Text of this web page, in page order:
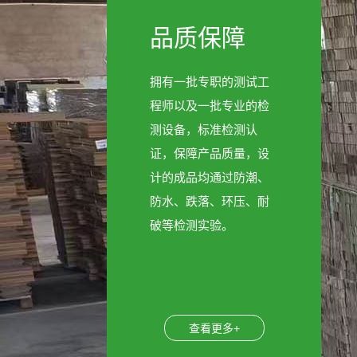
品质保障
拥有一批专职的测试工
程师以及一批专业的检
测设备，标准检测认
证，保障产品质量，设
计的成品均通过防潮、
防水、跌落、环压、耐
破等检测实验。
查看更多+